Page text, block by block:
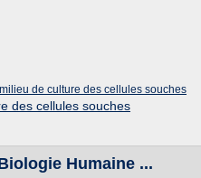
milieu de culture des cellules souches
des cellules souches
Humaine ...